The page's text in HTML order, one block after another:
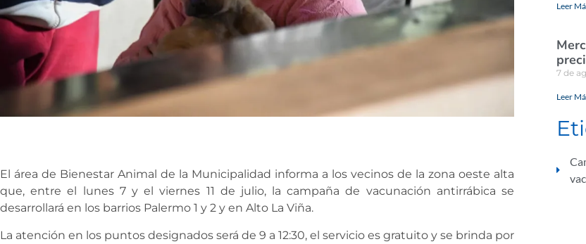
El área de Bienestar Animal de la Municipalidad informa a los vecinos de la zona oeste alta
que, entre el lunes 7 y el viernes 11 de julio, la campaña de vacunación antirrábica se
desarrollará en los barrios Palermo 1 y 2 y en Alto La Viña.
La atención en los puntos designados será de 9 a 12:30, el servicio es gratuito y se brinda por
Leer
7 de
Leer